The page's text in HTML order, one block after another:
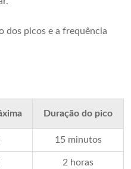
dos picos e a frequência
Duração do pico
15 minutos
2 horas